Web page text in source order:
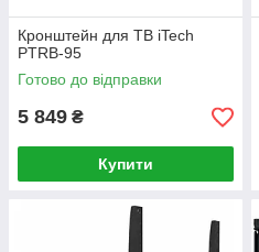
Кронштейн для ТВ iTech
PTRB-95
Готово до відправки
5 849 ₴
Купити